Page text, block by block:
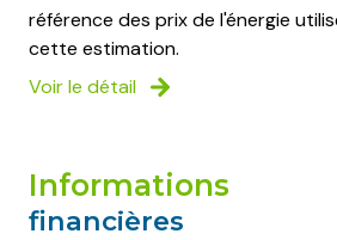
référence des prix de l'énergie
cette estimation.
Voir le détail
informations
financières